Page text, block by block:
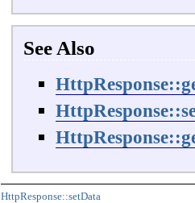
See Also
HttpResponse::setData